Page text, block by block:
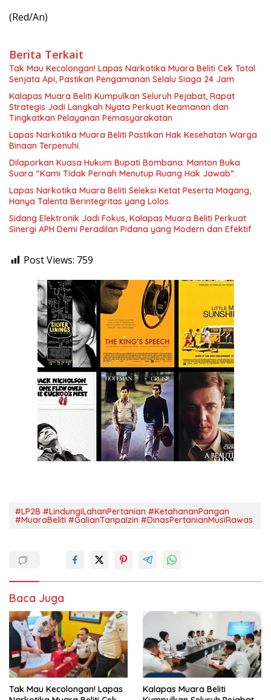
(Red/An)
Berita Terkait
Tak Mau Kecolongan! Lapas Narkotika Muara Beliti Cek Total
Senjata Api, Pastikan Pengamanan Selalu Siaga 24 Jam
Kalapas Muara Beliti Kumpulkan Seluruh Pejabat, Rapat
Strategis Jadi Langkah Nyata Perkuat Keamanan dan
Tingkatkan Pelayanan Pemasyarakatan
Lapas Narkotika Muara Beliti Pastikan Hak Kesehatan Warga
Binaan Terpenuhi.
Dilaporkan Kuasa Hukum Bupati Bombana: Manton Buka
Suara “Kami Tidak Pernah Menutup Ruang Hak Jawab”.
Lapas Narkotika Muara Beliti Seleksi Ketat Peserta Magang,
Hanya Talenta Berintegritas yang Lolos.
Sidang Elektronik Jadi Fokus, Kalapas Muara Beliti Perkuat
Sinergi APH Demi Peradilan Pidana yang Modern dan Efektif
Post Views: 759
#LP2B #LindungiLahanPertanian #KetahananPangan
#MuaraBeliti #GalianTanpaIzin #DinasPertanianMusiRawas
Baca Juga
Tak Mau Kecolongan! Lapas
Kalapas Muara Beliti